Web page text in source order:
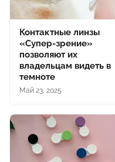
Контактные линзы
«Супер-зрение»
позволяют их
владельцам видеть в
темноте
Май 23, 2025